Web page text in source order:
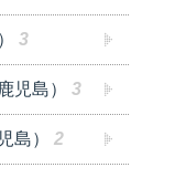
3
児島） 3
島） 2